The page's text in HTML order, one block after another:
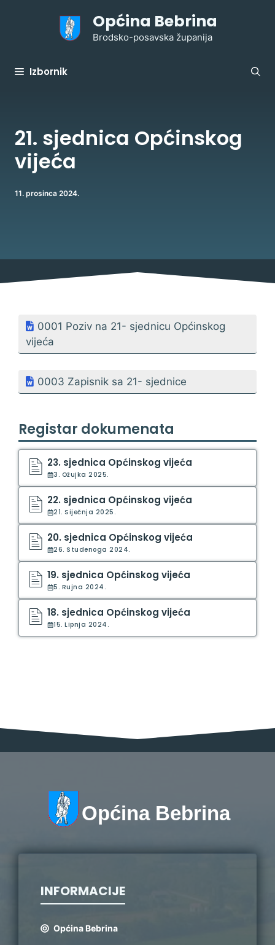
Općina Bebrina
Brodsko-posavska županija
Izbornik
21. sjednica Općinskog
vijeća
11. prosinca 2024.
0001 Poziv na 21- sjednicu Općinskog
vijeća
0003 Zapisnik sa 21- sjednice
Registar dokumenata
23. sjednica Općinskog vijeća
3. Ožujka 2025.
22. sjednica Općinskog vijeća
21. Siječnja 2025.
20. sjednica Općinskog vijeća
26. Studenoga 2024.
19. sjednica Općinskog vijeća
5. Rujna 2024.
18. sjednica Općinskog vijeća
15. Lipnja 2024.
Općina Bebrina
INFORMACIJE
Općina Bebrina